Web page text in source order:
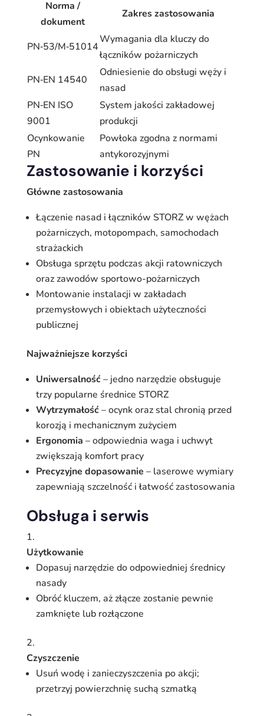
Norma /
dokument
Zakres zastosowania
PN‑53/M‑51014
Wymagania dla kluczy do
łączników pożarniczych
PN‑EN 14540
Odniesienie do obsługi węży i
nasad
PN‑EN ISO
9001
System jakości zakładowej
produkcji
Ocynkowanie
PN
Powłoka zgodna z normami
antykorozyjnymi
Zastosowanie i korzyści
Główne zastosowania
Łączenie nasad i łączników STORZ w wężach
pożarniczych, motopompach, samochodach
strażackich
Obsługa sprzętu podczas akcji ratowniczych
oraz zawodów sportowo-pożarniczych
Montowanie instalacji w zakładach
przemysłowych i obiektach użyteczności
publicznej
Najważniejsze korzyści
Uniwersalność– jedno narzędzie obsługuje
trzy popularne średnice STORZ
Wytrzymałość– ocynk oraz stal chronią przed
korozją i mechanicznym zużyciem
Ergonomia – odpowiednia waga i uchwyt
zwiększają komfort pracy
Precyzyjne dopasowanie – laserowe wymiary
zapewniają szczelność i łatwość zastosowania
Obsługa i serwis
Użytkowanie
Dopasuj narzędzie do odpowiedniej średnicy
nasady
Obróć kluczem, aż złącze zostanie pewnie
zamknięte lub rozłączone
Czyszczenie
Usuń wodę i zanieczyszczenia po akcji;
przetrzyj powierzchnię suchą szmatką